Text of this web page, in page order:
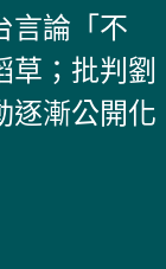
言論「不
草；批判劉
逐漸公開化